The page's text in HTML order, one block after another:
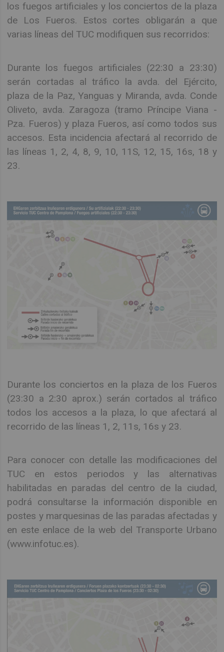
los fuegos artificiales y los conciertos de la plaza
de Los Fueros. Estos cortes obligarán a que
varias líneas del TUC modifiquen sus recorridos:
Durante los fuegos artificiales (22:30 a 23:30)
serán cortadas al tráfico la avda. del Ejército,
plaza de la Paz, Yanguas y Miranda, avda. Conde
Oliveto, avda. Zaragoza (tramo Príncipe Viana -
Pza. Fueros) y plaza Fueros, así como todos sus
accesos. Esta incidencia afectará al recorrido de
las líneas 1, 2, 4, 8, 9, 10, 11S, 12, 15, 16s, 18 y
23.
Durante los conciertos en la plaza de los Fueros
(23:30 a 2:30 aprox.) serán cortados al tráfico
todos los accesos a la plaza, lo que afectará al
recorrido de las líneas 1, 2, 11s, 16s y 23.
Para conocer con detalle las modificaciones del
TUC en estos periodos y las alternativas
habilitadas en paradas del centro de la ciudad,
podrá consultarse la información disponible en
postes y marquesinas de las paradas afectadas y
en este enlace de la web del Transporte Urbano
(www.infotuc.es).